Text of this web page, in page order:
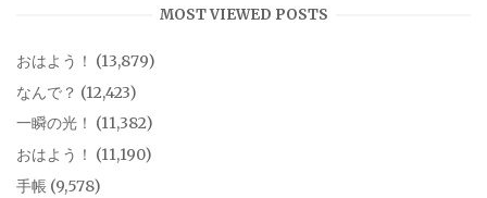
MOST VIEWED POSTS
おはよう！ (13,879)
なんで？ (12,423)
一瞬の光！ (11,382)
おはよう！ (11,190)
手帳 (9,578)